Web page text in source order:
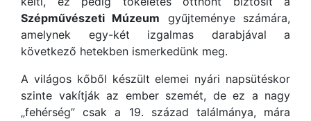
Szépművészeti Múzeum gyűjteménye számára,
amelynek egy-két izgalmas darabjával a
következő hetekben ismerkedünk meg.
A világos kőből készült elemei nyári napsütéskor
szinte vakítják az ember szemét, de ez a nagy
„fehérség” csak a 19. század találmánya, mára